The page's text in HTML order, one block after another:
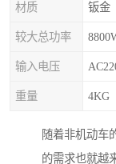
材质 钣金
较大总功率
输入电压
重量 4KG
随着非机动车
的需求也就越